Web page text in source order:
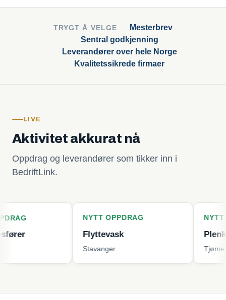
TRYGT Å VELGE
Mesterbrev
Sentral godkjenning
Leverandører over hele Norge
Kvalitetssikrede firmaer
LIVE
Aktivitet akkurat nå
Oppdrag og leverandører som tikker inn i
BedriftLink.
NYTT OPPDRAG
Flyttevask
NYTT
Plenklipping